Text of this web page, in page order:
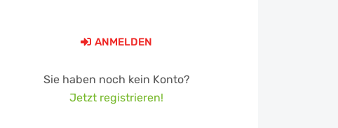
ANMELDEN
Sie haben noch kein Konto?
Jetzt registrieren!